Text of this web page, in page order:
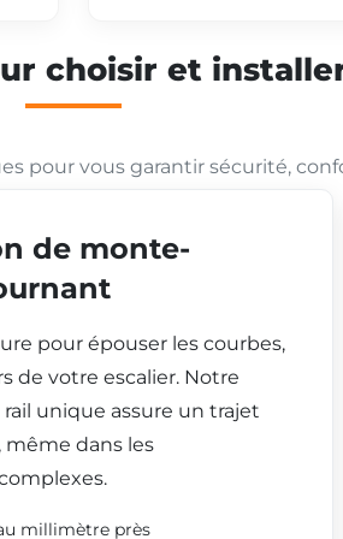
choisir et
pour vous garantir sécurité,
de monte-
pour épouser les courbes,
de votre escalier. Notre
unique assure un trajet
dans les
millimètre près